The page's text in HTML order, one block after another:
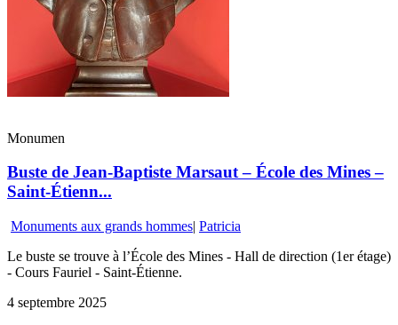
Monumen
Buste de Jean-Baptiste Marsaut – École des Mines –
Saint-Étienn...
Monuments aux grands hommes| Patricia
Le buste se trouve à l’École des Mines - Hall de direction (1er étage)
- Cours Fauriel - Saint-Étienne.
4 septembre 2025